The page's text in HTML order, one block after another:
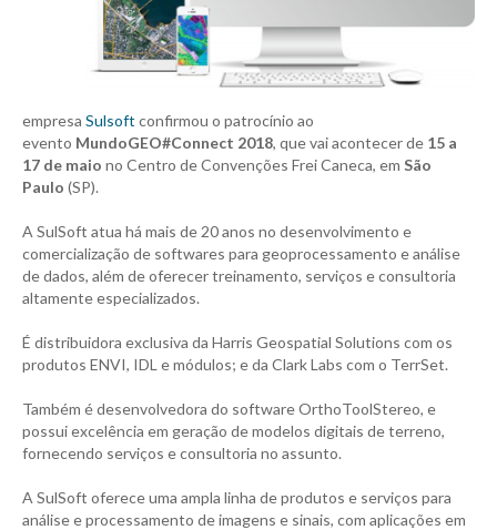
empresa Sulsoft confirmou o patrocínio ao
evento MundoGEO#Connect 2018, que vai acontecer de 15 a
17 de maio no Centro de Convenções Frei Caneca, em São
Paulo (SP).
A SulSoft atua há mais de 20 anos no desenvolvimento e
comercialização de softwares para geoprocessamento e análise
de dados, além de oferecer treinamento, serviços e consultoria
altamente especializados.
É distribuidora exclusiva da Harris Geospatial Solutions com os
produtos ENVI, IDL e módulos; e da Clark Labs com o TerrSet.
Também é desenvolvedora do software OrthoToolStereo, e
possui excelência em geração de modelos digitais de terreno,
fornecendo serviços e consultoria no assunto.
A SulSoft oferece uma ampla linha de produtos e serviços para
análise e processamento de imagens e sinais, com aplicações em